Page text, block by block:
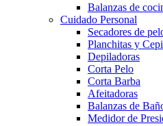
Balanzas de
Cuidado Personal
Secadores de
Planchitas y
Depiladoras
Corta Pelo
Corta Barba
Afeitadoras
Balanzas de
Medidor de